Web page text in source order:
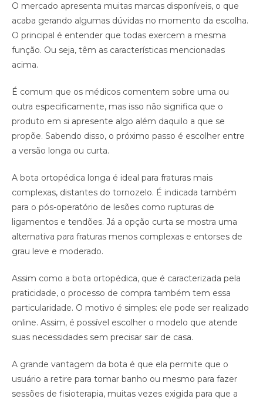
O mercado apresenta muitas marcas disponíveis, o que
acaba gerando algumas dúvidas no momento da escolha.
O principal é entender que todas exercem a mesma
função. Ou seja, têm as características mencionadas
acima.
É comum que os médicos comentem sobre uma ou
outra especificamente, mas isso não significa que o
produto em si apresente algo além daquilo a que se
propõe. Sabendo disso, o próximo passo é escolher entre
a versão longa ou curta.
A bota ortopédica longa é ideal para fraturas mais
complexas, distantes do tornozelo. É indicada também
para o pós-operatório de lesões como rupturas de
ligamentos e tendões. Já a opção curta se mostra uma
alternativa para fraturas menos complexas e entorses de
grau leve e moderado.
Assim como a bota ortopédica, que é caracterizada pela
praticidade, o processo de compra também tem essa
particularidade. O motivo é simples: ele pode ser realizado
online. Assim, é possível escolher o modelo que atende
suas necessidades sem precisar sair de casa.
A grande vantagem da bota é que ela permite que o
usuário a retire para tomar banho ou mesmo para fazer
sessões de fisioterapia, muitas vezes exigida para que a